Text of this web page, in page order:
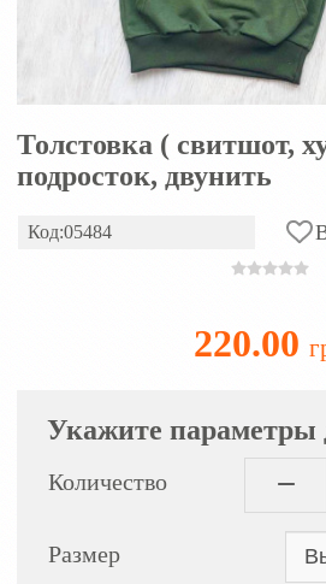
Толстовка ( свитшот,
подросток, двунить
Код:05484
220.00
Укажите параметры
Количество
Размер